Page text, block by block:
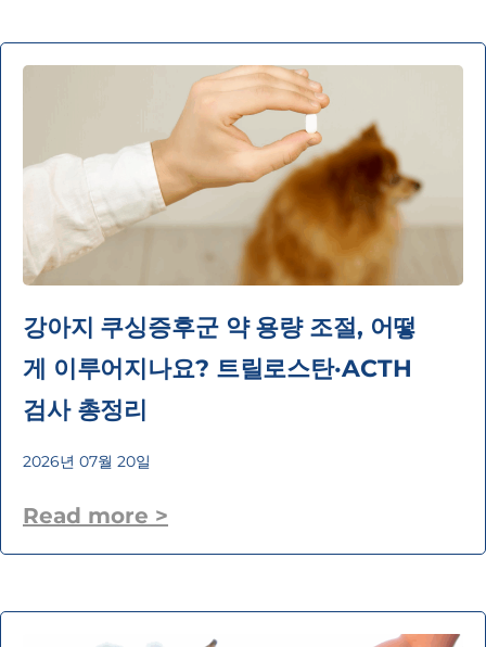
강아지 쿠싱증후군 약 용량 조절, 어떻
게 이루어지나요? 트릴로스탄·ACTH
검사 총정리
2026년 07월 20일
Read more >